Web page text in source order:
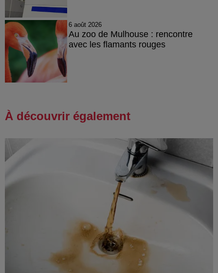
6 août 2026
Au zoo de Mulhouse : rencontre
avec les flamants rouges
À découvrir également